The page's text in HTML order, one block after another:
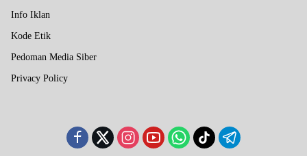
Info Iklan
Kode Etik
Pedoman Media Siber
Privacy Policy